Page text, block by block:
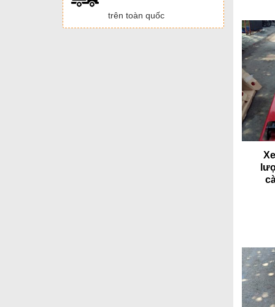
trên toàn quốc